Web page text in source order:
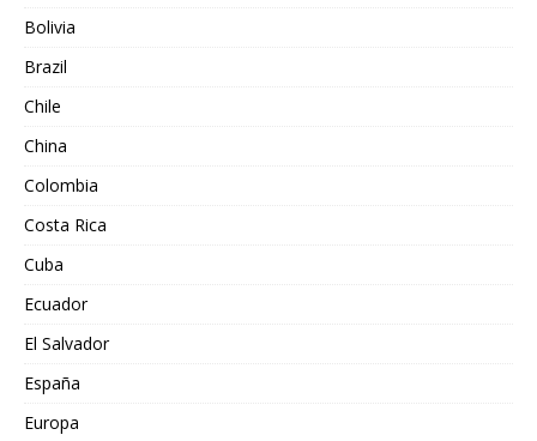
Bolivia
Brazil
Chile
China
Colombia
Costa Rica
Cuba
Ecuador
El Salvador
España
Europa